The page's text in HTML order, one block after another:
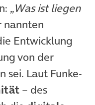
„Was ist liegen
nannten
Entwicklung
von der
Laut Funke-
– des